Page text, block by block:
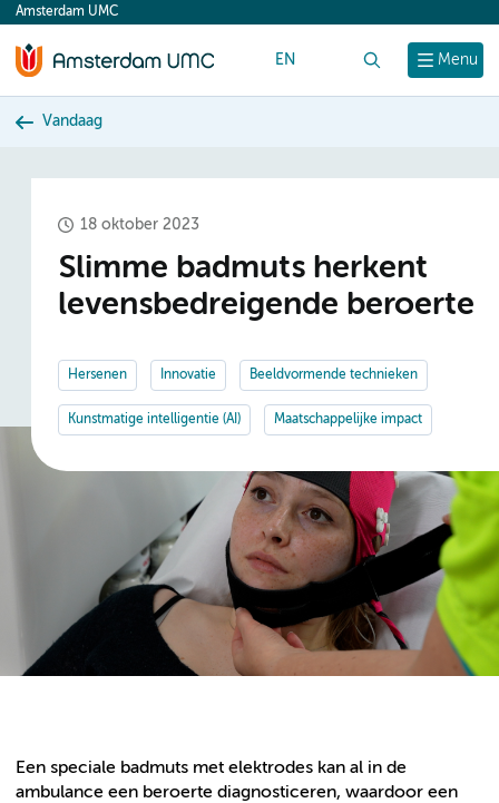
content
Menu
Amsterdam UMC
EN
Vandaag
18 oktober 2023
Slimme badmuts herkent
levensbedreigende beroerte
Hersenen Innovatie Beeldvormende technieken
Kunstmatige intelligentie (AI) Maatschappelijke impact
Een speciale badmuts met elektrodes kan al in de
ambulance een beroerte diagnosticeren, waardoor een